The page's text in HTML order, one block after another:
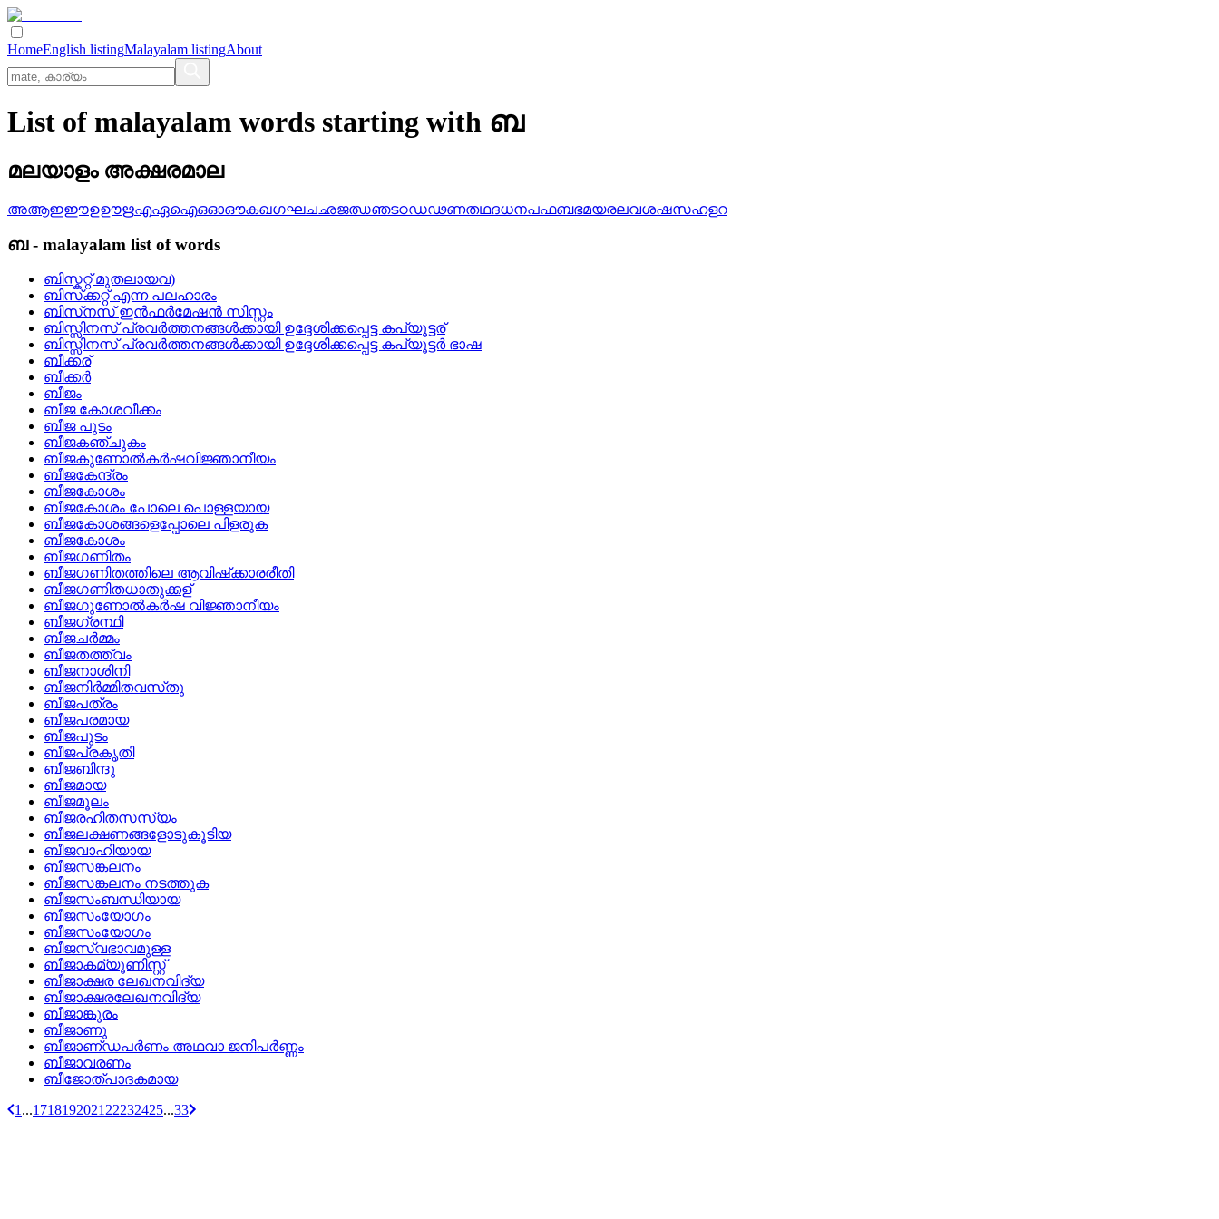
HomeEnglish listingMalayalam listingAbout
List of malayalam words starting with ബ
മലയാളം അക്ഷരമാല
അആഇഈഉഊഋഎഏഐഒഓഔകഖഗഘചഛജഝഞടഠഡഢണതഥദധനപഫബഭമയരലവശഷസഹളറ
ബ- malayalam list of words
ബിസ്കറ്റ് മുതലായവ)
ബിസ്‌ക്കറ്റ്‌ എന്ന പലഹാരം
ബിസ്‌നസ്‌ ഇന്‍ഫര്‍മേഷന്‍ സിസ്റ്റം
ബിസ്സിനസ്‌ പ്രവര്‍ത്തനങ്ങള്‍ക്കായി ഉദ്ദേശിക്കപ്പെട്ട കപ്യൂട്ടര്
ബിസ്സിനസ്‌ പ്രവര്‍ത്തനങ്ങള്‍ക്കായി ഉദ്ദേശിക്കപ്പെട്ട കപ്യൂട്ടര്‍ ഭാഷ
ബീക്കര്
ബീക്കര്‍
ബീജം
ബീജ കോശവീക്കം
ബീജ പുടം
ബീജകഞ്ചുകം
ബീജകുണോല്‍കര്‍ഷവിജ്ഞാനീയം
ബീജകേന്ദ്രം
ബീജകോശം
ബീജകോശം പോലെ പൊള്ളയായ
ബീജകോശങ്ങളെപ്പോലെ പിളരുക
ബീജകോശം
ബീജഗണിതം
ബീജഗണിതത്തിലെ ആവിഷ്‌ക്കാരരീതി
ബീജഗണിതധാതുക്കള്
ബീജഗുണോല്‍കര്‍ഷ വിജ്ഞാനീയം
ബീജഗ്രന്ഥി
ബീജചര്‍മ്മം
ബീജതത്ത്വം
ബീജനാശിനി
ബീജനിര്‍മ്മിതവസ്‌തു
ബീജപത്രം
ബീജപരമായ
ബീജപുടം
ബീജപ്രകൃതി
ബീജബിന്ദു
ബീജമായ
ബീജമൂലം
ബീജരഹിതസസ്യം
ബീജലക്ഷണങ്ങളോടുകൂടിയ
ബീജവാഹിയായ
ബീജസങ്കലനം
ബീജസങ്കലനം നടത്തുക
ബീജസംബന്ധിയായ
ബീജസംയോഗം
ബീജസംയോഗം
ബീജസ്വഭാവമുള്ള
ബീജാകമ്യൂണിസ്റ്റ്
ബീജാക്ഷര ലേഖനവിദ്യ
ബീജാക്ഷരലേഖനവിദ്യ
ബീജാങ്കുരം
ബീജാണു
ബീജാണ്‌ഡപര്‍ണം അഥവാ ജനിപര്‍ണ്ണം
ബീജാവരണം
ബീജോത്‌പാദകമായ
1 ...1718192021 22232425...33